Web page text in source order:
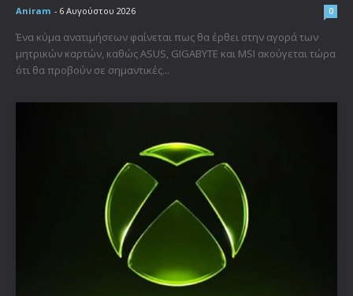
Aniram - 6 Αυγούστου 2026 0
Ένα κύμα ανατιμήσεων φαίνεται πως θα έρθει στην αγορά των
μητρικών καρτών, καθώς ASUS, GIGABYTE και MSI ακούγεται τώρα
ότι θα προβούν σε σημαντικές...